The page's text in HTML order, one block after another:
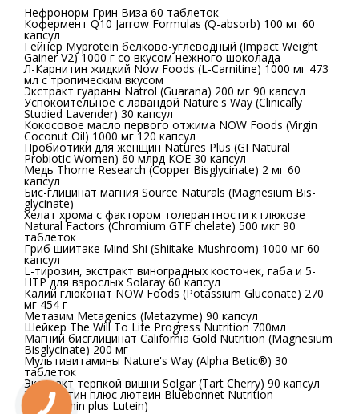
Нефронорм Грин Виза 60 таблеток
Кофермент Q10 Jarrow Formulas (Q-absorb) 100 мг 60
капсул
Гейнер Myprotein белково-углеводный (Impact Weight
Gainer V2) 1000 г со вкусом нежного шоколада
Л-Карнитин жидкий Now Foods (L-Carnitine) 1000 мг 473
мл с тропическим вкусом
Экстракт гуараны Natrol (Guarana) 200 мг 90 капсул
Успокоительное с лавандой Nature's Way (Clinically
Studied Lavender) 30 капсул
Кокосовое масло первого отжима NOW Foods (Virgin
Coconut Oil) 1000 мг 120 капсул
Пробиотики для женщин Natures Plus (GI Natural
Probiotic Women) 60 млрд КОЕ 30 капсул
Медь Thorne Research (Copper Bisglycinate) 2 мг 60
капсул
Бис-глицинат магния Source Naturals (Magnesium Bis-
glycinate)
Хелат хрома с фактором толерантности к глюкозе
Natural Factors (Chromium GTF chelate) 500 мкг 90
таблеток
Гриб шиитаке Mind Shi (Shiitake Mushroom) 1000 мг 60
капсул
L-тирозин, экстракт виноградных косточек, габа и 5-
HTP для взрослых Solaray 60 капсул
Калий глюконат NOW Foods (Potassium Gluconate) 270
мг 454 г
Метазим Metagenics (Metazyme) 90 капсул
Шейкер The Will To Life Progress Nutrition 700мл
Магний бисглицинат California Gold Nutrition (Magnesium
Bisglycinate) 200 мг
Мультивитамины Nature's Way (Alpha Betic®) 30
таблеток
Экстракт терпкой вишни Solgar (Tart Cherry) 90 капсул
Зеаксантин плюс лютеин Bluebonnet Nutrition
(Zeaxanthin plus Lutein)